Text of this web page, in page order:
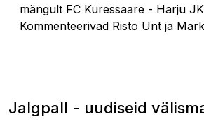
mängult FC Kuressaare - Harju
Kommenteerivad Risto Unt ja
Jalgpall - uudiseid